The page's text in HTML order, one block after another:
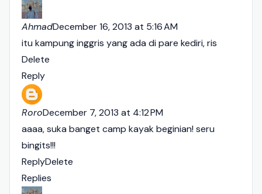
AhmadDecember 16, 2013 at 5:16 AM
itu kampung inggris yang ada di pare kediri, ris
Delete
Reply
RoroDecember 7, 2013 at 4:12 PM
aaaa, suka banget camp kayak beginian! seru
bingits!!!
ReplyDelete
Replies